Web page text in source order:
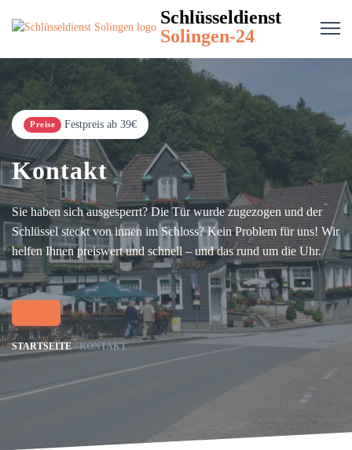
Schlüsseldienst
Solingen-24
Preise Festpreis ab 39€
Kontakt
Sie haben sich ausgesperrt? Die Tür wurde zugezogen und der
Schlüssel steckt von innen im Schloss? Kein Problem für uns! Wir
helfen Ihnen preiswert und schnell – und das rund um die Uhr.
STARTSEITE KONTAKT